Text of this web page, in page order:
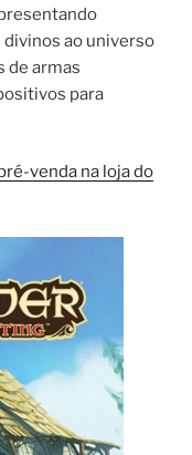
ao universo
de armas
para
venda na loja do